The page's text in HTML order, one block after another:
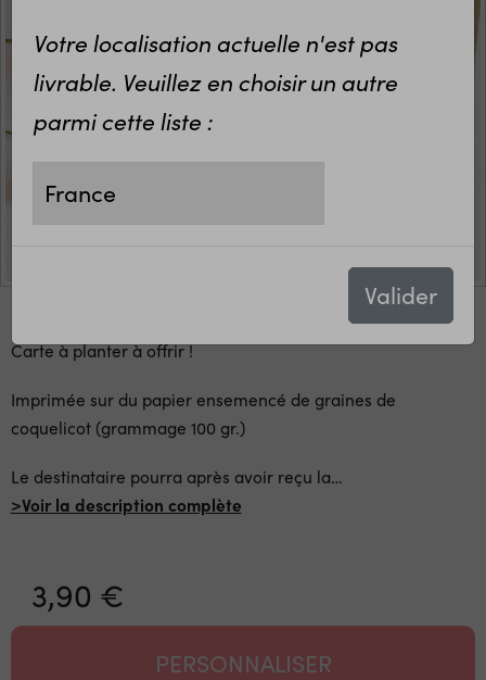
Votre localisation actuelle n'est pas
livrable. Veuillez en choisir un autre
parmi cette liste :
Valider
Carte à planter à offrir !
Imprimée sur du papier ensemencé de graines de
coquelicot (grammage 100 gr.)
Le destinataire pourra après avoir reçu la…
>Voir la description complète
3,90 €
PERSONNALISER